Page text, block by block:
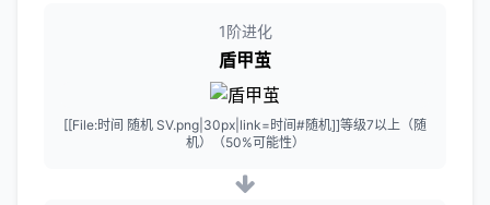
1阶进化
盾甲茧
[[File:时间 随机 SV.png|30px|link=时间#随机]]等级7以上（随
机）（50%可能性）